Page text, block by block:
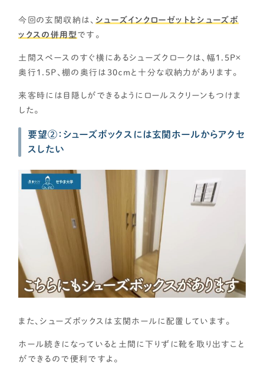
今回の玄関収納は、 シューズインクローゼットとシューズボ
ックスの併用型 です。
土間スペースのすぐ横にあるシューズクロークは、幅1.5P×
奥行1.5P、棚の奥行は30ｃｍと十分な収納力があります。
来客時には目隠しができるようにロールスクリーンもつけま
した。
要望②：シューズボックスには玄関ホールからアクセ
スしたい
また、シューズボックスは玄関ホールに配置しています。
ホール続きになっていると土間に下りずに靴を取り出すこと
ができるので便利ですよ。